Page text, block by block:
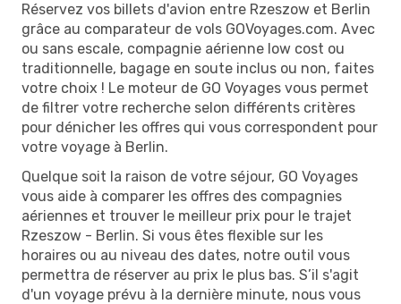
Réservez vos billets d'avion entre Rzeszow et Berlin
grâce au comparateur de vols GOVoyages.com. Avec
ou sans escale, compagnie aérienne low cost ou
traditionnelle, bagage en soute inclus ou non, faites
votre choix ! Le moteur de GO Voyages vous permet
de filtrer votre recherche selon différents critères
pour dénicher les offres qui vous correspondent pour
votre voyage à Berlin.
Quelque soit la raison de votre séjour, GO Voyages
vous aide à comparer les offres des compagnies
aériennes et trouver le meilleur prix pour le trajet
Rzeszow - Berlin. Si vous êtes flexible sur les
horaires ou au niveau des dates, notre outil vous
permettra de réserver au prix le plus bas. S’il s'agit
d'un voyage prévu à la dernière minute, nous vous